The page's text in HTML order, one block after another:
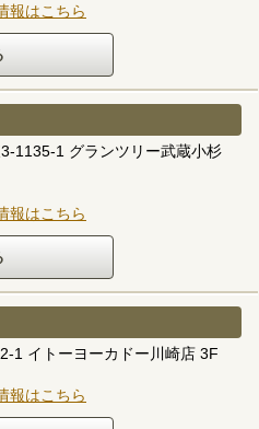
報はこちら
1135-1 グランツリー武蔵小杉
報はこちら
1 イトーヨーカドー川崎店 3F
報はこちら